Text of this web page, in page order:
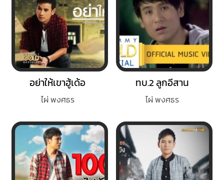
อย่าให้เขาฮู้เด้อ
ไผ่ พงศธร
ทบ.2 ลูกอีสาน
ไผ่ พงศธร